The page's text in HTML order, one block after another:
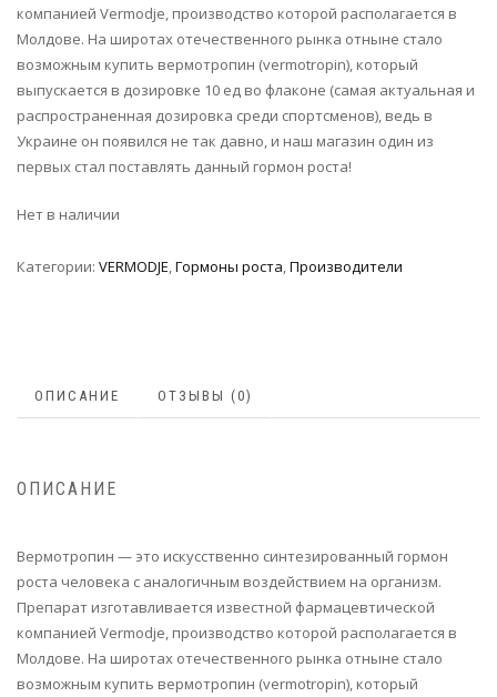
компанией Vermodje, производство которой располагается в
Молдове. На широтах отечественного рынка отныне стало
возможным купить вермотропин (vermotropin), который
выпускается в дозировке 10 ед во флаконе (самая актуальная и
распространенная дозировка среди спортсменов), ведь в
Украине он появился не так давно, и наш магазин один из
первых стал поставлять данный гормон роста!
Нет в наличии
Категории: VERMODJE,Гормоны роста,Производители
ОПИСАНИЕ ОТЗЫВЫ (0)
ОПИСАНИЕ
Вермотропин — это искусственно синтезированный гормон
роста человека с аналогичным воздействием на организм.
Препарат изготавливается известной фармацевтической
компанией Vermodje, производство которой располагается в
Молдове. На широтах отечественного рынка отныне стало
возможным купить вермотропин (vermotropin), который